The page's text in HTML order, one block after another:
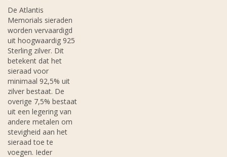
De Atlantis
Memorials sieraden
worden vervaardigd
uit hoogwaardig 925
Sterling zilver. Dit
betekent dat het
sieraad voor
minimaal 92,5% uit
zilver bestaat. De
overige 7,5% bestaat
uit een legering van
andere metalen om
stevigheid aan het
sieraad toe te
voegen. Ieder